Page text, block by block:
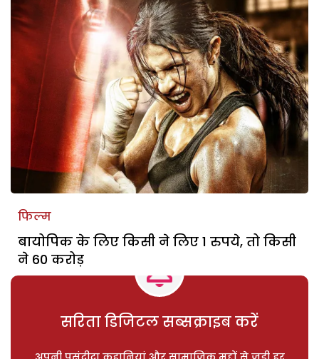
फिल्म
बायोपिक के लिए किसी ने लिए 1 रुपये, तो किसी
ने 60 करोड़
सरिता डिजिटल सब्सक्राइब करें